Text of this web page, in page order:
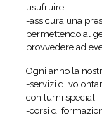
usufruire;
-assicura una
permettendo al
provvedere ad
Ogni anno la
-servizi di
con turni speciali;
-corsi di